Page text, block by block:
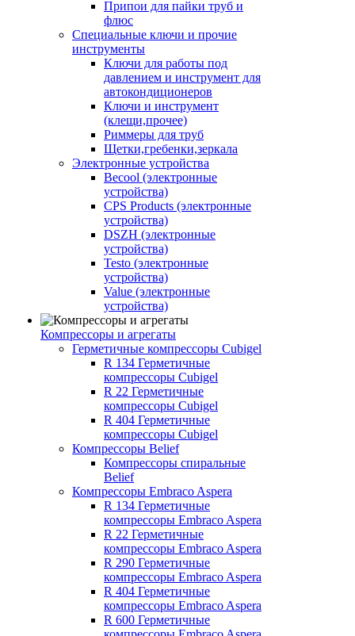
Припои для пайки труб и
флюс
Специальные ключи и прочие
инструменты
Ключи для работы под
давлением и инструмент для
автокондиционеров
Ключи и инструмент
(клещи,прочее)
Риммеры для труб
Щетки,гребенки,зеркала
Электронные устройства
Becool (электронные
устройства)
CPS Products (электронные
устройства)
DSZH (электронные
устройства)
Testo (электронные
устройства)
Value (электронные
устройства)
Компрессоры и агрегаты
Герметичные компрессоры Cubigel
R 134 Герметичные
компрессоры Cubigel
R 22 Герметичные
компрессоры Cubigel
R 404 Герметичные
компрессоры Cubigel
Компрессоры Belief
Компрессоры спиральные
Belief
Компрессоры Embraco Aspera
R 134 Герметичные
компрессоры Embraco Aspera
R 22 Герметичные
компрессоры Embraco Aspera
R 290 Герметичные
компрессоры Embraco Aspera
R 404 Герметичные
компрессоры Embraco Aspera
R 600 Герметичные